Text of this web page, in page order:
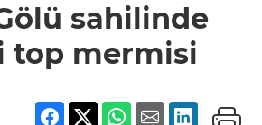
ikinci top
mermisi
sahilinde
top mermisi